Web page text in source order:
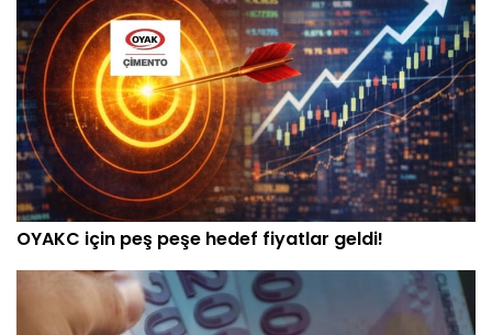
OYAKC için peş peşe hedef fiyatlar geldi!